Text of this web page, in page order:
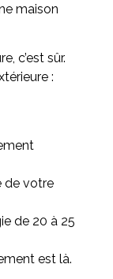
maison
c’est sûr.
:
de votre
de 20 à 25
est là.